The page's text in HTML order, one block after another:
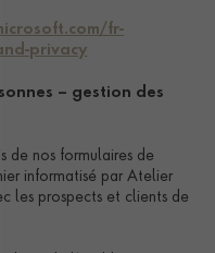
fr-
privacy
– gestion des
de nos formulaires de
informatisé par Atelier
les prospects et clients de